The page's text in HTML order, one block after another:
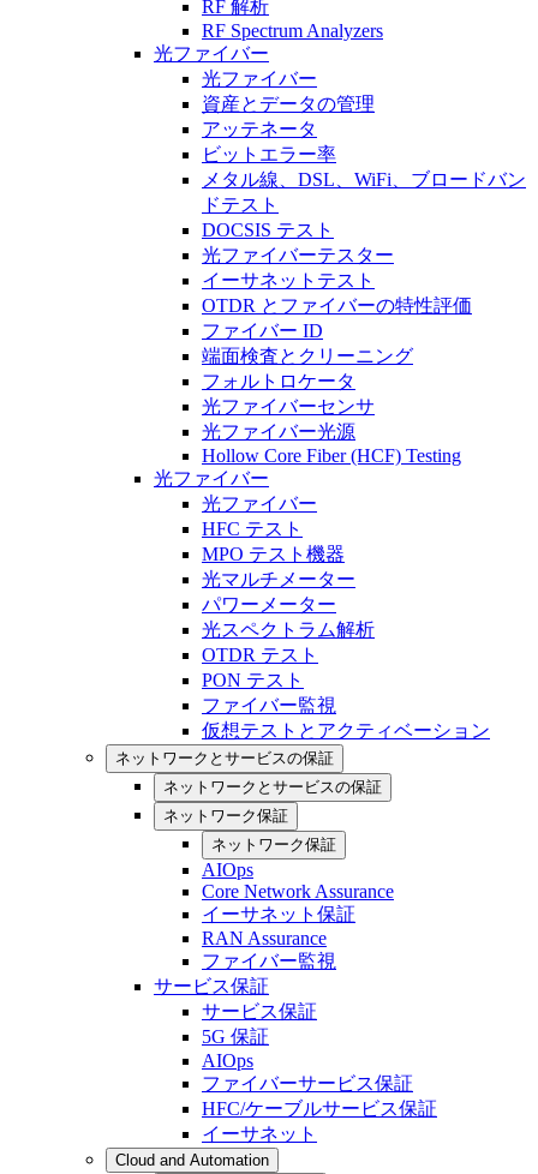
RF 解析
RF Spectrum Analyzers
光ファイバー
光ファイバー
資産とデータの管理
アッテネータ
ビットエラー率
メタル線、DSL、WiFi、ブロードバン
ドテスト
DOCSIS テスト
光ファイバーテスター
イーサネットテスト
OTDR とファイバーの特性評価
ファイバー ID
端面検査とクリーニング
フォルトロケータ
光ファイバーセンサ
光ファイバー光源
Hollow Core Fiber (HCF) Testing
光ファイバー
光ファイバー
HFC テスト
MPO テスト機器
光マルチメーター
パワーメーター
光スペクトラム解析
OTDR テスト
PON テスト
ファイバー監視
仮想テストとアクティベーション
ネットワークとサービスの保証
ネットワークとサービスの保証
ネットワーク保証
ネットワーク保証
AIOps
Core Network Assurance
イーサネット保証
RAN Assurance
ファイバー監視
サービス保証
サービス保証
5G 保証
AIOps
ファイバーサービス保証
HFC/ケーブルサービス保証
イーサネット
Cloud and Automation